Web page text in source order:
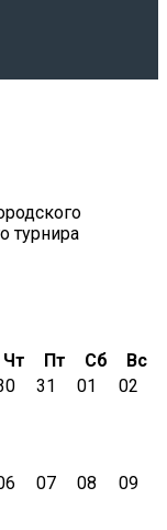
турнира
Чт Пт Сб
Вс
31 01 02
07 08 09